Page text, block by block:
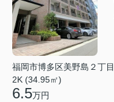
福岡市博多区美野島２丁目
2K (34.95㎡)
6.5万円